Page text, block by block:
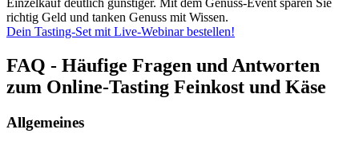
richtig Geld und tanken Genuss mit Wissen.
Dein Tasting-Set mit Live-Webinar bestellen!
FAQ - Häufige Fragen und Antworten
zum Online-Tasting Feinkost und Käse
Allgemeines